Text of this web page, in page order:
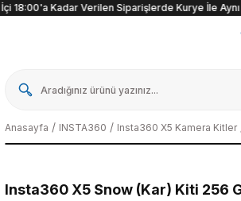
Kadar Verilen Siparişlerde Kurye İle Aynı
Anasayfa INSTA360 Insta360 X5 Kamera Kitler
Insta360 X5 Snow (Kar) Kiti 256